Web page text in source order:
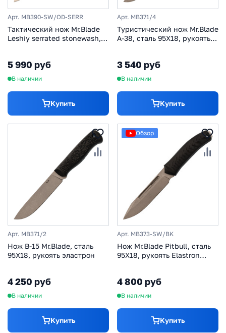
Арт. MB390-SW/OD-SERR
Тактический нож Mr.Blade
Leshiy serrated stonewash,
5 990 руб
В наличии
Купить
Арт. MB371/4
Туристический нож Mr.Blade
A-38, сталь 95Х18, рукоять
3 540 руб
В наличии
Купить
Арт. MB371/2
Нож B-15 Mr.Blade, сталь
95Х18, рукоять эластрон
4 250 руб
В наличии
Купить
Обзор
Арт. MB373-SW/BK
Нож Mr.Blade Pitbull, сталь
95X18, рукоять Elastron
4 800 руб
В наличии
Купить